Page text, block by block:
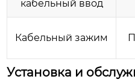
кабельный ввод
Кабельный зажим
Установка и